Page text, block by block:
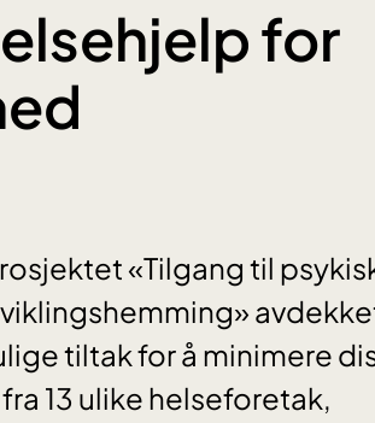
for
«Tilgang til
tiltak for å minimere
13 ulike helseforetak,